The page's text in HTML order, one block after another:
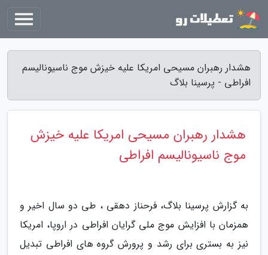
هشدار رهبران مسیحی امریکا علیه خیزش موج ناسیونالیسم
افراطی - پرسینا بلاگ
هشدار رهبران مسیحی امریکا علیه خیزش
موج ناسیونالیسم افراطی
به گزارش پرسینا بلاگ، فرحناز دهقی ، طی دو سال اخیر و
همزمان با افزایش موج ملی گرایان افراطی در اروپا، امریکا
نیز به بستری برای رشد و پرورش گروه های افراطی تبدیل